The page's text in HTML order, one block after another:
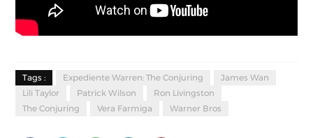
Tags : Expediente Warren: The Conjuring
James Wan
Lili Taylor
Patrick Wilson
Ron Livingston
The Conjuring
Vera Farmiga Warner Bros